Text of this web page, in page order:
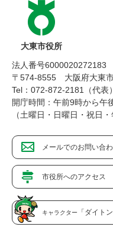
大東市役所
法人番号6000020272183
〒574-8555 大阪府大東
Tel：072-872-2181（代表）
開庁時間：午前9時から午
（土曜日・日曜日・祝日
メールでのお問い合
市役所へのアクセス
キャラクター 「ダイトン